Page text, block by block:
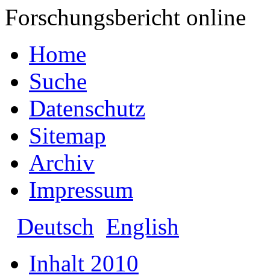
Forschungsbericht online
Home
Suche
Datenschutz
Sitemap
Archiv
Impressum
Deutsch English
Inhalt 2010